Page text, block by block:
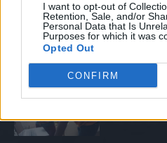
I want to opt-out of
Retention, Sale, and/or
Personal Data that Is
Purposes for which it was
Opted Out
CONFIRM
TOP TRENDS
5 formas